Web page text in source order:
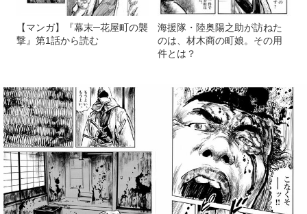
【マンガ】『幕末─花屋町の襲
撃』第1話から読む
海援隊・陸奥陽之助が訪ねた
のは、材木商の町娘。その用
件とは？